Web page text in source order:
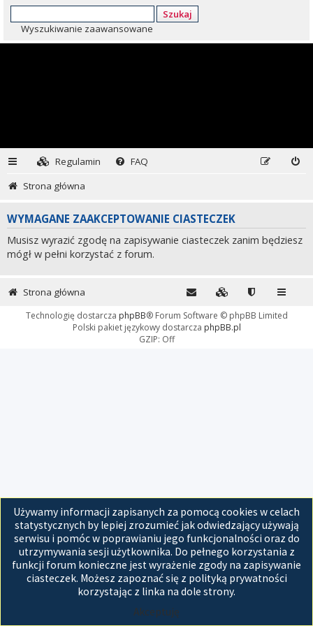
Szukaj
Wyszukiwanie zaawansowane
Regulamin
FAQ
Strona główna
WYMAGANE ZAAKCEPTOWANIE CIASTECZEK
Musisz wyrazić zgodę na zapisywanie ciasteczek zanim będziesz
mógł w pełni korzystać z forum.
Używamy informacji zapisanych za pomocą cookies w celach
statystycznych by lepiej zrozumieć jak odwiedzający używają
serwisu i pomóc w poprawianiu jego funkcjonalności oraz do
utrzymywania sesji użytkownika. Do pełnego korzystania z
funkcji forum konieczne jest wyrażenie zgody na zapisywanie
ciasteczek. Możesz zapoznać się z polityką prywatności
korzystając z linka na dole strony.
Akceptuję
Strona główna
Technologię dostarcza phpBB® Forum Software © phpBB Limited
Polski pakiet językowy dostarcza phpBB.pl
GZIP: Off